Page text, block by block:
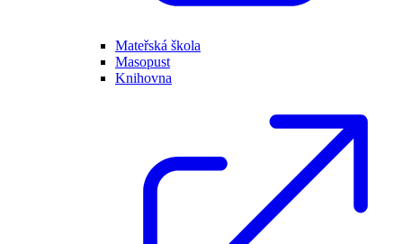
Mateřská škola
Masopust
Knihovna